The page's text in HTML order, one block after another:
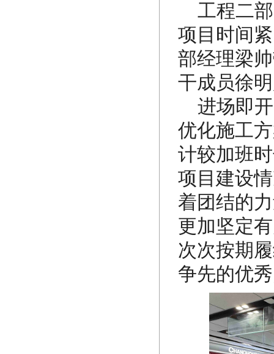
工程二
项目时间
部经理梁
干成员徐
进场即
优化施工
计较加班
项目建设
着团结的
更加坚定
次次按期
争先的优